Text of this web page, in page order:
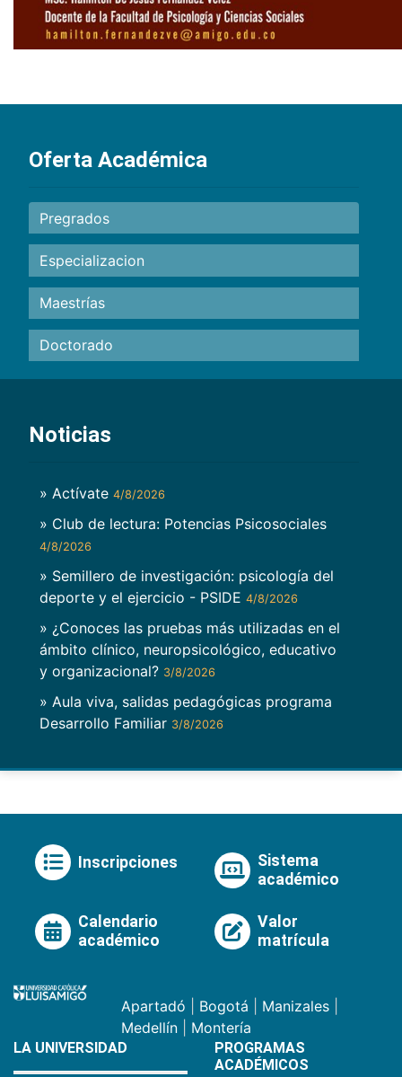
Oferta Académica
Pregrados
Especializacion
Maestrías
Doctorado
Noticias
» Actívate 4/8/2026
» Club de lectura: Potencias Psicosociales
4/8/2026
» Semillero de investigación: psicología del
deporte y el ejercicio - PSIDE 4/8/2026
» ¿Conoces las pruebas más utilizadas en el
ámbito clínico, neuropsicológico, educativo
y organizacional? 3/8/2026
» Aula viva, salidas pedagógicas programa
Desarrollo Familiar 3/8/2026
Inscripciones
Sistema
académico
Calendario
académico
Valor
matrícula
Apartadó Bogotá Manizales
Medellín
Montería
LA UNIVERSIDAD
PROGRAMAS
ACADÉMICOS